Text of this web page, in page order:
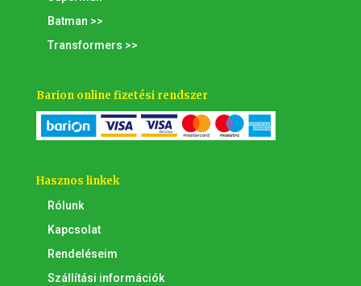
Batman >>
Transformers >>
Barion online fizetési rendszer
Hasznos linkek
Rólunk
Kapcsolat
Rendeléseim
Szállítási információk